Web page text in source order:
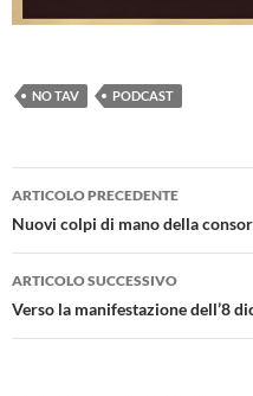
NO TAV PODCAST
Navigazione
articolo
ARTICOLO PRECEDENTE
Nuovi colpi di mano della
ARTICOLO SUCCESSIVO
Verso la manifestazione dell’8